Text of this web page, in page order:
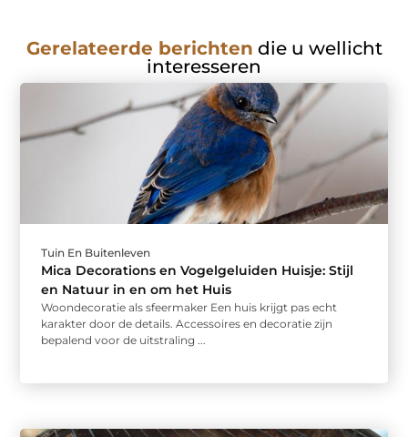
Gerelateerde berichten die u wellicht
interesseren
Tuin En Buitenleven
Mica Decorations en Vogelgeluiden Huisje: Stijl
en Natuur in en om het Huis
Woondecoratie als sfeermaker Een huis krijgt pas echt
karakter door de details. Accessoires en decoratie zijn
bepalend voor de uitstraling ...